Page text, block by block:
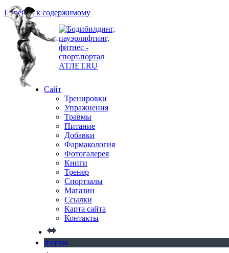
Перейти к содержимому
Сайт
Тренировки
Упражнения
Травмы
Питание
Добавки
Фармакология
Фотогалерея
Книги
Тренер
Спортзалы
Магазин
Ссылки
Карта сайта
Контакты
Форум